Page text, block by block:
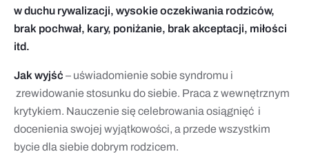
w duchu rywalizacji, wysokie oczekiwania rodziców,
brak pochwał, kary, poniżanie, brak akceptacji, miłości
itd.
Jak wyjść – uświadomienie sobie syndromu i
zrewidowanie stosunku do siebie. Praca z wewnętrznym
krytykiem. Nauczenie się celebrowania osiągnięć i
docenienia swojej wyjątkowości, a przede wszystkim
bycie dla siebie dobrym rodzicem.